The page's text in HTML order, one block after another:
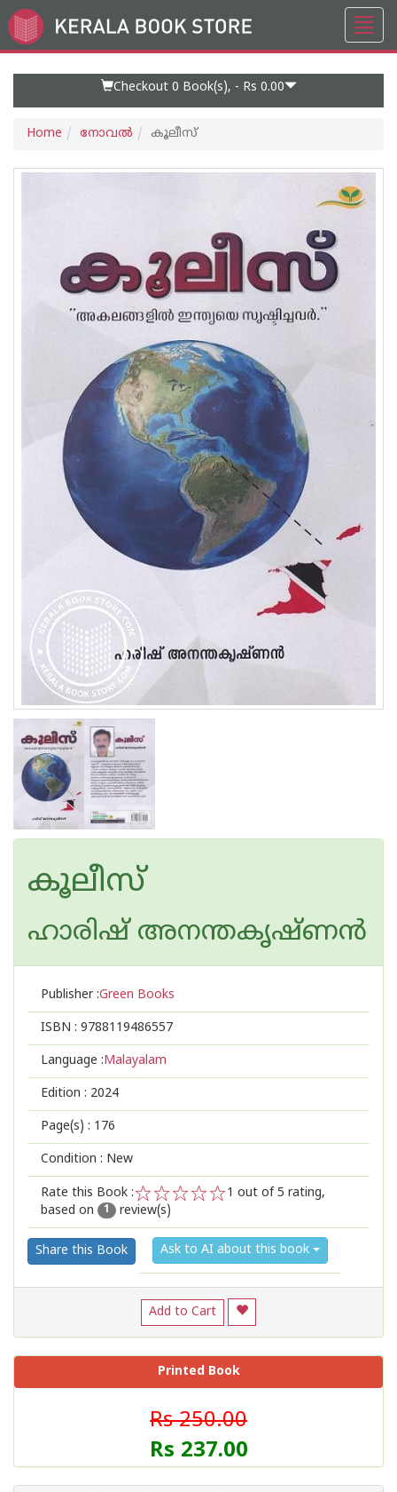
Go
to
Checkout 0 Book(s), - Rs 0.00
Home നോവല്‍ കൂലീസ്
കൂലീസ്
ഹാരിഷ് അനന്തകൃഷ്ണൻ
Publisher :Green Books
ISBN : 9788119486557
Language :Malayalam
Edition : 2024
Page(s) : 176
Condition : New
Rate this Book :
2
1
1 out of 5 rating,
based on
1 review(s)
Share this Book Ask to AI about this book
Add to Cart
Printed Book
Rs 250.00
Rs 237.00